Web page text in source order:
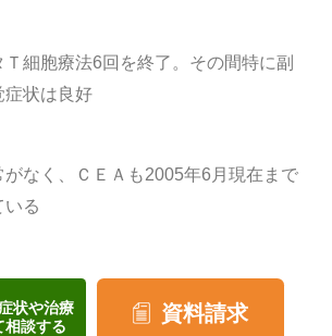
細胞療法6回を終了。その間特に副
症状は良好
がなく、ＣＥＡも2005年6月現在まで
いる
状や治療
相談する
資料請求